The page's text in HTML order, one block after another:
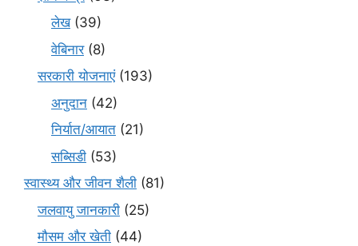
लेख(39)
वेबिनार(8)
सरकारी योजनाएं(193)
अनुदान (42)
निर्यात/आयात (21)
सब्सिडी (53)
स्वास्थ्य और जीवन शैली (81)
जलवायु जानकारी (25)
मौसम और खेती (44)